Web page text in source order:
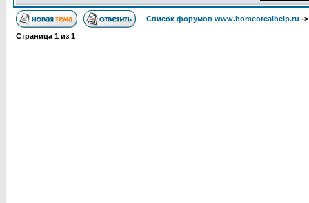
Список форумов www.homeorealhelp.ru -
Страница 1 из 1